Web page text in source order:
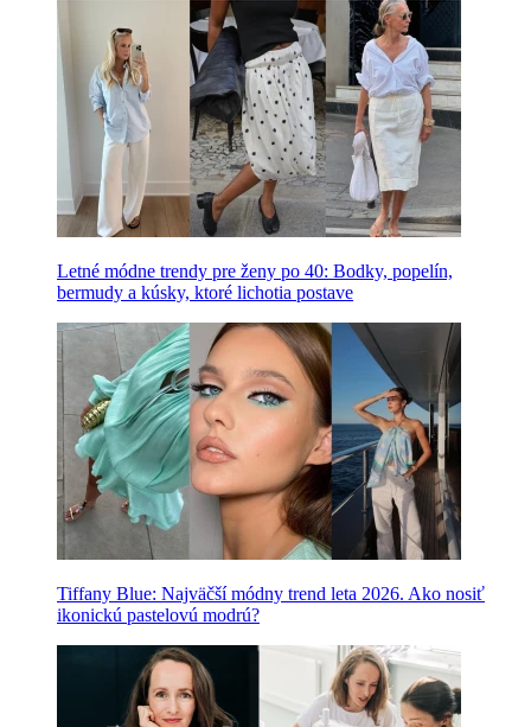
Letné módne trendy pre ženy po 40: Bodky, popelín,
bermudy a kúsky, ktoré lichotia postave
Tiffany Blue: Najväčší módny trend leta 2026. Ako nosiť
ikonickú pastelovú modrú?